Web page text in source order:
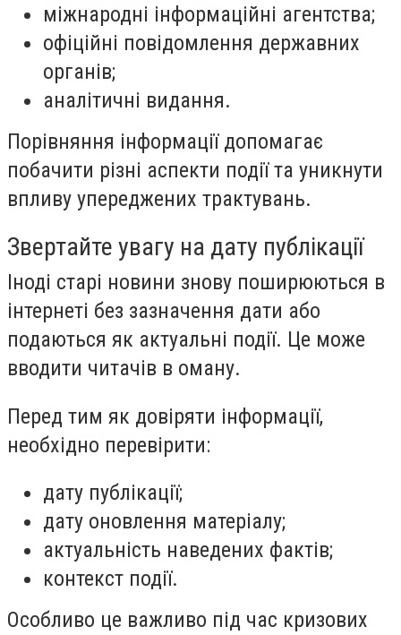
міжнародні інформаційні агентства;
офіційні повідомлення державних
органів;
аналітичні видання.
Порівняння інформації допомагає
побачити різні аспекти події та уникнути
впливу упереджених трактувань.
Звертайте увагу на дату публікації
Іноді старі новини знову поширюються в
інтернеті без зазначення дати або
подаються як актуальні події. Це може
вводити читачів в оману.
Перед тим як довіряти інформації,
необхідно перевірити:
дату публікації;
дату оновлення матеріалу;
актуальність наведених фактів;
контекст події.
Особливо це важливо під час кризових